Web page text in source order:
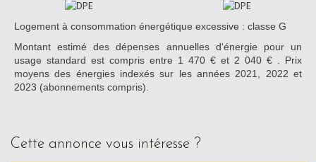
Logement à consommation énergétique excessive : classe G
Montant estimé des dépenses annuelles d'énergie pour un
usage standard est compris entre 1 470 € et 2 040 € . Prix
moyens des énergies indexés sur les années 2021, 2022 et
2023 (abonnements compris).
cette annonce vous intéresse ?